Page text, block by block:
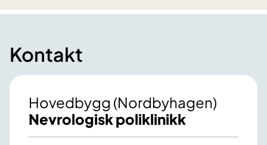
Kontakt
Hovedbygg (Nordbyhagen)
Nevrologisk poliklinikk